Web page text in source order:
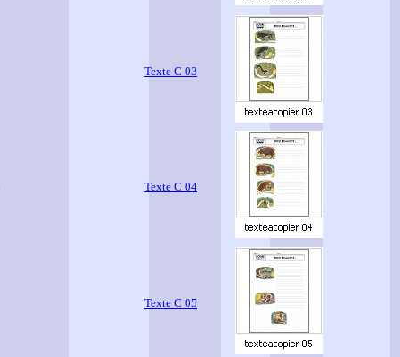
Texte C 03
Texte C 04
Texte C 05